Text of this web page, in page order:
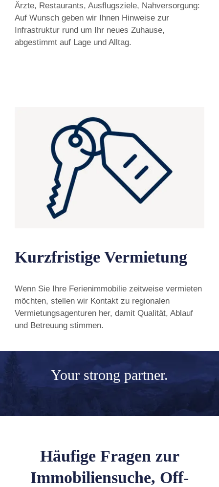
Ärzte, Restaurants, Ausflugsziele, Nahversorgung:
Auf Wunsch geben wir Ihnen Hinweise zur
Infrastruktur rund um Ihr neues Zuhause,
abgestimmt auf Lage und Alltag.
Kurzfristige Vermietung
Wenn Sie Ihre Ferienimmobilie zeitweise vermieten
möchten, stellen wir Kontakt zu regionalen
Vermietungsagenturen her, damit Qualität, Ablauf
und Betreuung stimmen.
Your strong partner.
Häufige Fragen zur
Immobiliensuche, Off-